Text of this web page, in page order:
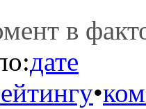
в
дате
•